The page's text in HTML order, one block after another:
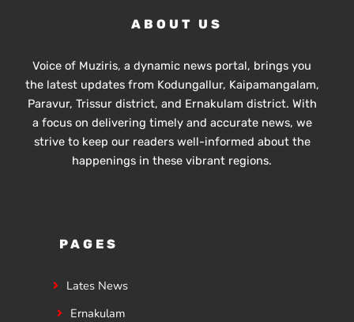
ABOUT US
Voice of Muziris, a dynamic news portal, brings you
the latest updates from Kodungallur, Kaipamangalam,
Paravur, Trissur district, and Ernakulam district. With
a focus on delivering timely and accurate news, we
strive to keep our readers well-informed about the
happenings in these vibrant regions.
PAGES
Lates News
Ernakulam